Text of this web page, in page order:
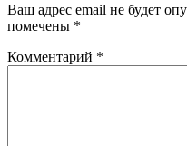
Ваш адрес email не будет
помечены *
Комментарий *